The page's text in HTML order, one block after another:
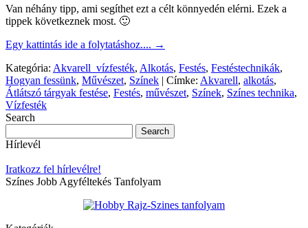
Van néhány tipp, ami segíthet ezt a célt könnyedén elérni. Ezek a
tippek következnek most. 🙂
Egy kattintás ide a folytatáshoz.... →
Kategória: Akvarell_vízfesték, Alkotás, Festés, Festéstechnikák,
Hogyan fessünk, Művészet, Színek | Címke: Akvarell, alkotás,
Átlátszó tárgyak festése, Festés, művészet, Színek, Színes technika,
Vízfesték
Search
Hírlevél
Iratkozz fel hírlevélre!
Színes Jobb Agyféltekés Tanfolyam